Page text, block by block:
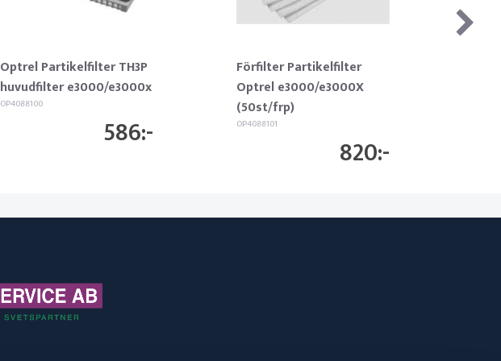
Optrel Partikelfilter TH3P
huvudfilter e3000/e3000x
OP4088100
586
Förfilter Partikelfilter
Optrel e3000/e3000X
(50st/frp)
OP4088101
820